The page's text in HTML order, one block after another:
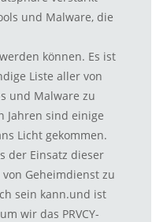
und Malware, die
können. Es ist
Liste aller von
und Malware zu
Jahren sind einige
Licht gekommen.
der Einsatz dieser
Geheimdienst zu
sein kann.und ist
wir das PRVCY-